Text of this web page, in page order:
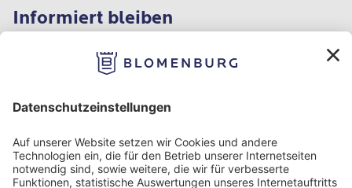
Informiert bleiben
Impressum